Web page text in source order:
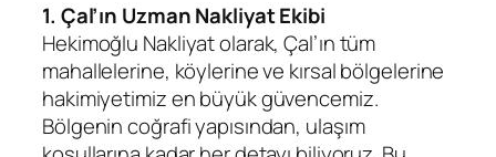
1. Çal’ın Uzman Nakliyat Ekibi
Hekimoğlu Nakliyat olarak, Çal’ın tüm
mahallelerine, köylerine ve kırsal bölgelerine
hakimiyetimiz en büyük güvencemiz.
Bölgenin coğrafi yapısından, ulaşım